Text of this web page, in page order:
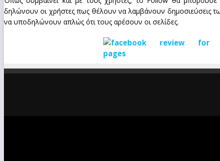
δηλώνουν οι χρήστες πως θέλουν να λαμβάνουν δημοσιεύσεις
να υποδηλώνουν απλώς ότι τους αρέσουν οι σελίδες.